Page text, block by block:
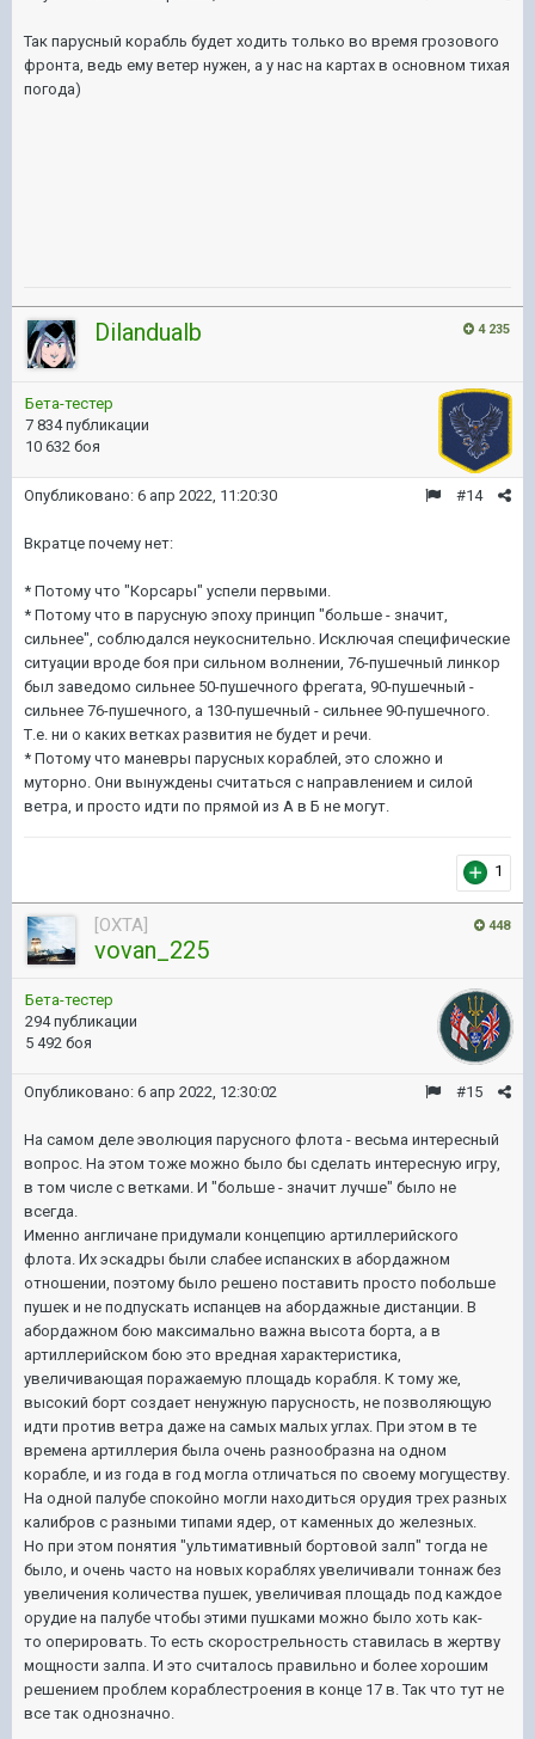
Так парусный корабль будет ходить только во время грозового
фронта, ведь ему ветер нужен, а у нас на картах в основном тихая
погода)
4 235
Dilandualb
Бета-тестер
7 834 публикации
10 632 боя
#14
Опубликовано: 6 апр 2022, 11:20:30
Вкратце почему нет:
* Потому что "Корсары" успели первыми.
* Потому что в парусную эпоху принцип "больше - значит,
сильнее", соблюдался неукоснительно. Исключая специфические
ситуации вроде боя при сильном волнении, 76-пушечный линкор
был заведомо сильнее 50-пушечного фрегата, 90-пушечный -
сильнее 76-пушечного, а 130-пушечный - сильнее 90-пушечного.
Т.е. ни о каких ветках развития не будет и речи.
* Потому что маневры парусных кораблей, это сложно и
муторно. Они вынуждены считаться с направлением и силой
ветра, и просто идти по прямой из А в Б не могут.
1
448
[OXTA]
vovan_225
Бета-тестер
294 публикации
5 492 боя
#15
Опубликовано: 6 апр 2022, 12:30:02
На самом деле эволюция парусного флота - весьма интересный
вопрос. На этом тоже можно было бы сделать интересную игру,
в том числе с ветками. И "больше - значит лучше" было не
всегда.
Именно англичане придумали концепцию артиллерийского
флота. Их эскадры были слабее испанских в абордажном
отношении, поэтому было решено поставить просто побольше
пушек и не подпускать испанцев на абордажные дистанции. В
абордажном бою максимально важна высота борта, а в
артиллерийском бою это вредная характеристика,
увеличивающая поражаемую площадь корабля. К тому же,
высокий борт создает ненужную парусность, не позволяющую
идти против ветра даже на самых малых углах. При этом в те
времена артиллерия была очень разнообразна на одном
корабле, и из года в год могла отличаться по своему могуществу.
На одной палубе спокойно могли находиться орудия трех разных
калибров с разными типами ядер, от каменных до железных.
Но при этом понятия "ультимативный бортовой залп" тогда не
было, и очень часто на новых кораблях увеличивали тоннаж без
увеличения количества пушек, увеличивая площадь под каждое
орудие на палубе чтобы этими пушками можно было хоть как-
то оперировать. То есть скорострельность ставилась в жертву
мощности залпа. И это считалось правильно и более хорошим
решением проблем кораблестроения в конце 17 в. Так что тут не
все так однозначно.